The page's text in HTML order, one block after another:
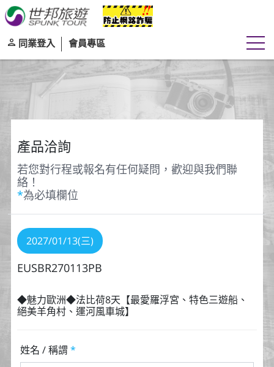
同業登入 會員專區
產品洽詢
若您對行程或報名有任何疑問，歡迎與我們聯
絡！
*為必填欄位
2027/01/13(三)
EUSBR270113PB
◆魅力歐洲◆法比荷8天【最愛羅浮宮、特色三遊船、
絕美羊角村、運河風車城】
姓名 / 稱謂 *